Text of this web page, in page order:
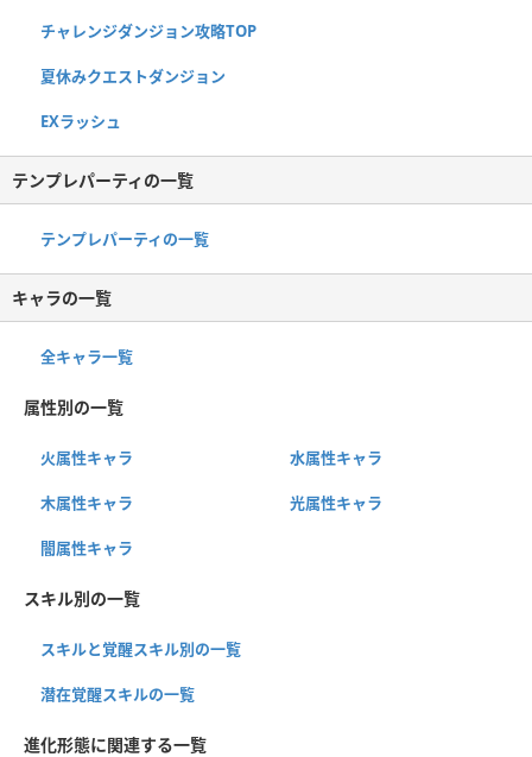
チャレンジダンジョン攻略TOP
夏休みクエストダンジョン
EXラッシュ
テンプレパーティの一覧
テンプレパーティの一覧
キャラの一覧
全キャラ一覧
属性別の一覧
火属性キャラ 水属性キャラ
木属性キャラ 光属性キャラ
闇属性キャラ
スキル別の一覧
スキルと覚醒スキル別の一覧
潜在覚醒スキルの一覧
進化形態に関連する一覧